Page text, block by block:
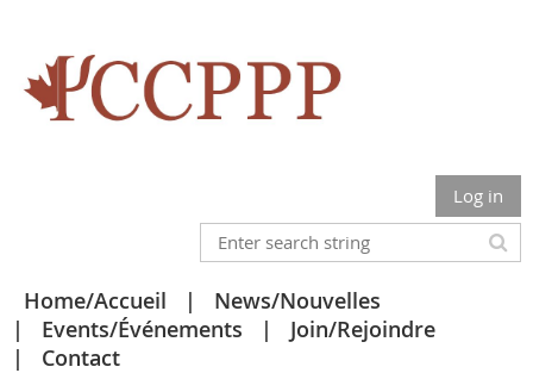
Log in
Home/Accueil
News/Nouvelles
Events/Événements
Join/Rejoindre
Contact